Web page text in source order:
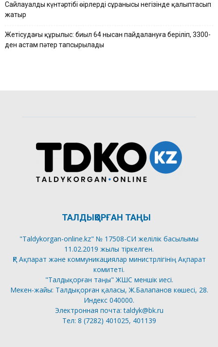
Сайлауалды күнтәртібі өңірлердің сұранысы негізінде қалыптасып
жатыр
Жетісудағы құрылыс: биыл 64 нысан пайдалануға беріліп, 3300-
ден астам пәтер тапсырылады
ТАЛДЫҚОРҒАН ТАҢЫ
"Taldykorgan-online.kz" № 17508-СИ желілік басылымы
11.02.2019 жылы тіркелген.
ҚР Ақпарат және коммуникациялар министрлігінің Ақпарат
комитеті.
"Талдықорған таңы" ЖШС меншік иесі.
Мекен-жайы: Талдықорған қаласы, Ж.Балапанов көшесі, 28.
Индекс 040000.
Электронная почта: taldyk@bk.ru
Тел: 8 (7282) 401025, 401139